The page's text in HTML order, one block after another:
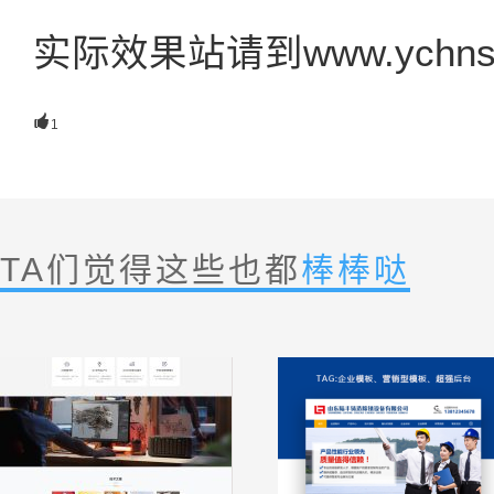
实际效果站请到
 1
TA们觉得这些也都棒棒哒